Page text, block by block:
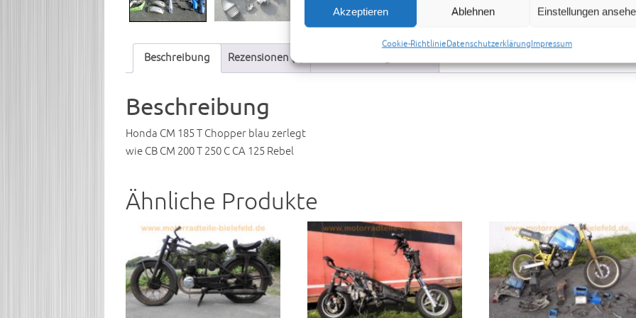
Akzeptieren Ablehnen Einstellungen
Cookie-RichtlinieDatenschutzerklärungImpressum
Beschreibung Rezensionen (0)
Beschreibung
Honda CM 185 T Chopper blau zerlegt
wie CB CM 200 T 250 C CA 125 Rebel
Ähnliche Produkte